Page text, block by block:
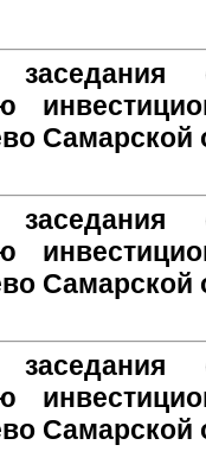
заседания
заседания
заседания